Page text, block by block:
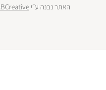
האתר נבנה ע״י